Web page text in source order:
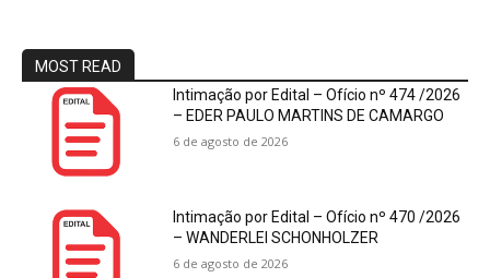
MOST READ
Intimação por Edital – Ofício nº 474 /2026
– EDER PAULO MARTINS DE CAMARGO
6 de agosto de 2026
Intimação por Edital – Ofício nº 470 /2026
– WANDERLEI SCHONHOLZER
6 de agosto de 2026